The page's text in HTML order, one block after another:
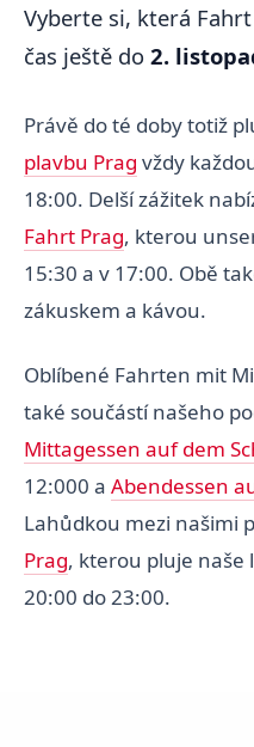
Vyberte si, která
čas ještě do 2.
Právě do té doby totiž
plavbu Prag vždy
18:00. Delší zážitek
Fahrt Prag, kterou
15:30 a v 17:00. Obě
zákuskem a kávou.
Oblíbené Fahrten mit
také součástí našeho
Mittagessen auf dem
12:000 a Abendessen
Lahůdkou mezi našimi
Prag, kterou pluje naše
20:00 do 23:00.